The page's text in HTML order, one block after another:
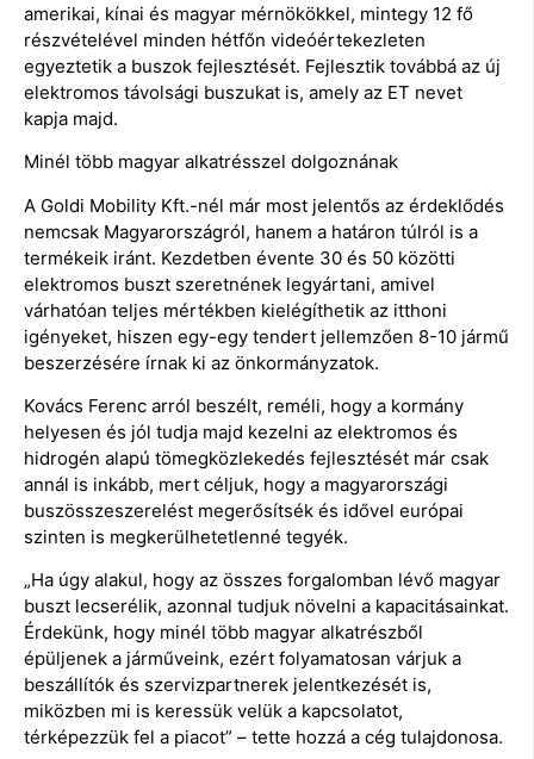
amerikai, kínai és magyar mérnökökkel, mintegy 12 fő
részvételével minden hétfőn videóértekezleten
egyeztetik a buszok fejlesztését. Fejlesztik továbbá az új
elektromos távolsági buszukat is, amely az ET nevet
kapja majd.
Minél több magyar alkatrésszel dolgoznának
A Goldi Mobility Kft.-nél már most jelentős az érdeklődés
nemcsak Magyarországról, hanem a határon túlról is a
termékeik iránt. Kezdetben évente 30 és 50 közötti
elektromos buszt szeretnének legyártani, amivel
várhatóan teljes mértékben kielégíthetik az itthoni
igényeket, hiszen egy-egy tendert jellemzően 8-10 jármű
beszerzésére írnak ki az önkormányzatok.
Kovács Ferenc arról beszélt, reméli, hogy a kormány
helyesen és jól tudja majd kezelni az elektromos és
hidrogén alapú tömegközlekedés fejlesztését már csak
annál is inkább, mert céljuk, hogy a magyarországi
buszösszeszerelést megerősítsék és idővel európai
szinten is megkerülhetetlenné tegyék.
„Ha úgy alakul, hogy az összes forgalomban lévő magyar
buszt lecserélik, azonnal tudjuk növelni a kapacitásainkat.
Érdekünk, hogy minél több magyar alkatrészből
épüljenek a járműveink, ezért folyamatosan várjuk a
beszállítók és szervizpartnerek jelentkezését is,
miközben mi is keressük velük a kapcsolatot,
térképezzük fel a piacot” – tette hozzá a cég tulajdonosa.